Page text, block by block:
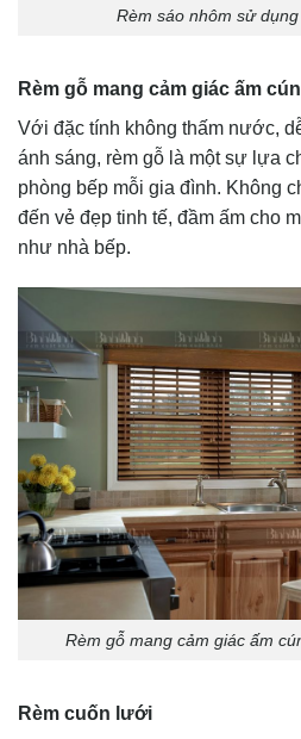
Rèm sáo nhôm sử
Rèm gỗ mang cảm giác ấm
Với đặc tính không thấm nước,
ánh sáng, rèm gỗ là một sự lựa
phòng bếp mỗi gia đình. Không
đến vẻ đẹp tinh tế, đầm ấm cho
như nhà bếp.
Rèm gỗ mang cảm giác ấm
Rèm cuốn lưới